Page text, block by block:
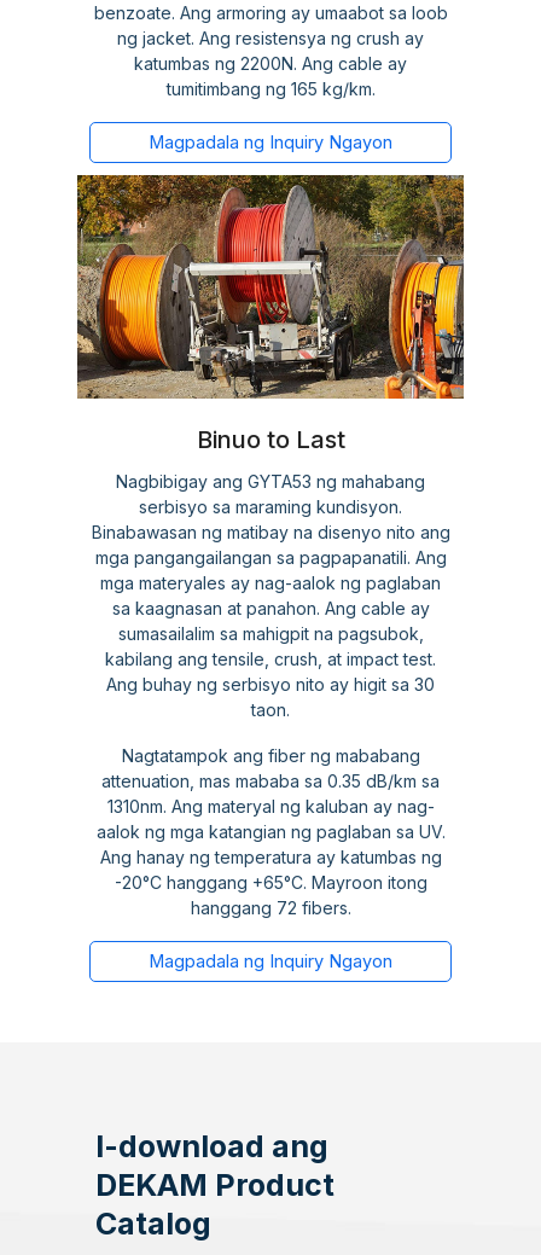
benzoate. Ang armoring ay umaabot sa loob
ng jacket. Ang resistensya ng crush ay
katumbas ng 2200N. Ang cable ay
tumitimbang ng 165 kg/km.
Magpadala ng Inquiry Ngayon
Binuo to Last
Nagbibigay ang GYTA53 ng mahabang
serbisyo sa maraming kundisyon.
Binabawasan ng matibay na disenyo nito ang
mga pangangailangan sa pagpapanatili. Ang
mga materyales ay nag-aalok ng paglaban
sa kaagnasan at panahon. Ang cable ay
sumasailalim sa mahigpit na pagsubok,
kabilang ang tensile, crush, at impact test.
Ang buhay ng serbisyo nito ay higit sa 30
taon.
Nagtatampok ang fiber ng mababang
attenuation, mas mababa sa 0.35 dB/km sa
1310nm. Ang materyal ng kaluban ay nag-
aalok ng mga katangian ng paglaban sa UV.
Ang hanay ng temperatura ay katumbas ng
-20°C hanggang +65°C. Mayroon itong
hanggang 72 fibers.
Magpadala ng Inquiry Ngayon
I-download ang
DEKAM Product
Catalog